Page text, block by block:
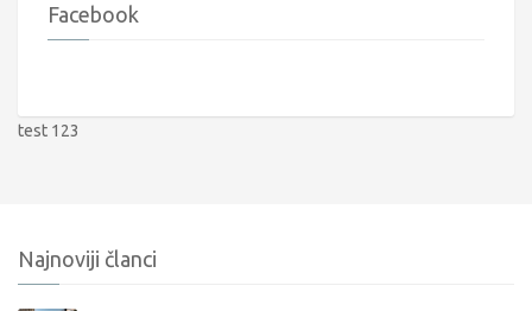
Facebook
test 123
Najnoviji članci